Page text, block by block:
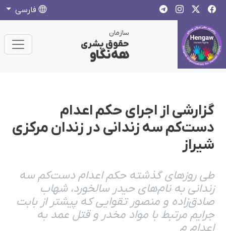
فارسی
سازمان
حقوق بشری
هەنگاو
گزارشی از اجرای حکم اعدام
دست‌کم سه زندانی در زندان مرکزی
شیراز
طی روزهای گذشته حکم اعدام دست‌کم سه
زندانی به نام‌های حیدر سالخورد، شهاب
صادق‌زاده و منصور تقوایی که پیشتر از بابت
جرایم مرتبط با مواد مخدر و قتل عمد به
اعدام م